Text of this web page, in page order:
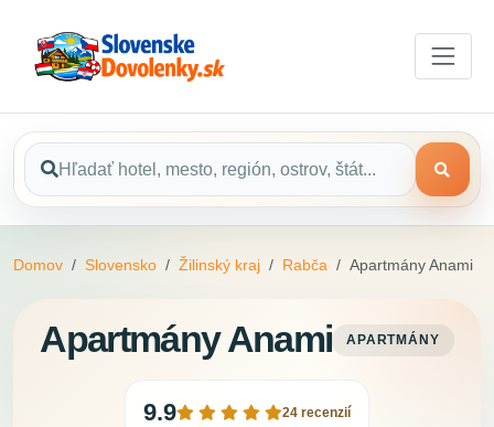
Domov Slovensko Žilinský kraj Rabča Apartmány Anami
Apartmány Anami APARTMÁNY
9.9 24 recenzií